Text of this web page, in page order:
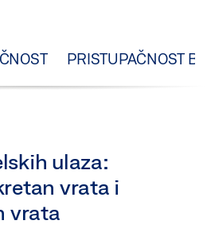
PRISTUPAČNOST
ulaza:
vrata i
vrata